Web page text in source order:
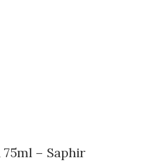
75ml – Saphir